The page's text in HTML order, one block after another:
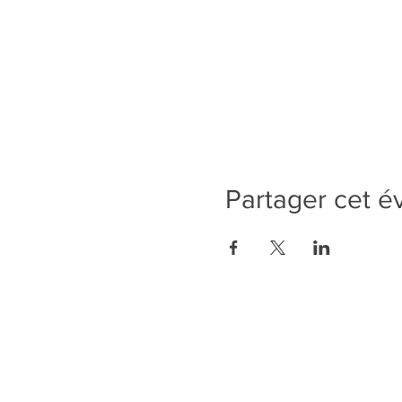
Partager cet